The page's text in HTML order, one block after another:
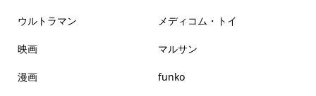
ウルトラマン
映画
漫画
メディコム・トイ
マルサン
funko